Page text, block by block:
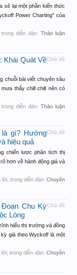
sẻ lại một phần kiến thức
Power Charting" của
diễn đàn: Thảo luận
Chủ đề
Khái Quát Về
chuỗi bài viết chuyên sâu
thấy chill chill nên có
diễn đàn: Thảo luận
Chủ đề
là gì? Hướng
hiệu quả
chiến lược phân tích thị
hơn về hành động giá và
lời, trong diễn đàn: Chuyên
Chủ đề
Đoạn Chu Kỳ
Lòng
hiểu thị trường và đồng
giá theo Wyckoff là một
lời, trong diễn đàn:Chuyên